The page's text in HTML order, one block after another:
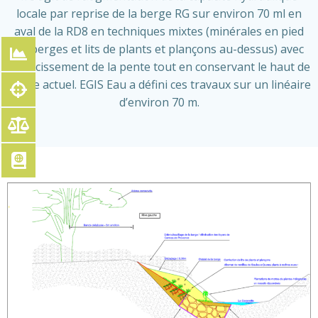
locale par reprise de la berge RG sur environ 70 ml en
aval de la RD8 en techniques mixtes (minérales en pied
de berges et lits de plants et plançons au-dessus) avec
adoucissement de la pente tout en conservant le haut de
berge actuel. EGIS Eau a défini ces travaux sur un linéaire
d’environ 70 m.